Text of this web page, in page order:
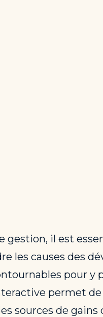
gestion, il est
les causes des
pour y
permet
sources de gains